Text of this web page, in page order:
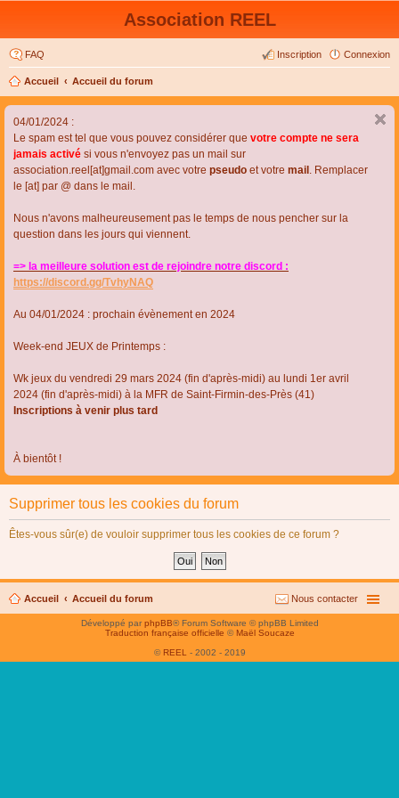
Association REEL
FAQ Connexion
Inscription
Accueil Accueil du forum
04/01/2024 :
Le spam est tel que vous pouvez considérer que votre compte ne sera
jamais activé si vous n'envoyez pas un mail sur
association.reel[at]gmail.com avec votre pseudo et votre mail . Remplacer
le [at] par @ dans le mail.
Nous n'avons malheureusement pas le temps de nous pencher sur la
question dans les jours qui viennent.
=> la meilleure solution est de rejoindre notre discord :
https://discord.gg/TvhyNAQ
Au 04/01/2024 : prochain évènement en 2024
Week-end JEUX de Printemps :
Wk jeux du vendredi 29 mars 2024 (fin d'après-midi) au lundi 1er avril
2024 (fin d'après-midi) à la MFR de Saint-Firmin-des-Près (41)
Inscriptions à venir plus tard
À bientôt !
Supprimer tous les cookies du forum
Êtes-vous sûr(e) de vouloir supprimer tous les cookies de ce forum ?
Accueil Accueil du forum Nous contacter
Développé parphpBB® Forum Software © phpBB Limited
Traduction française officielle © Maël Soucaze
© REEL - 2002 - 2019